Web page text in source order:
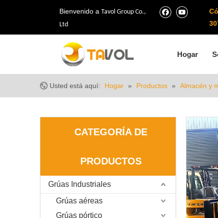
Bienvenido a Tavol Group Co.,
Ltd
Hogar
Usted está aquí: Hogar » Productos » Almacén y
CATEGORÍA DE
PRODUCTOS
Grúas Industriales
Grúas aéreas
Grúas pórtico